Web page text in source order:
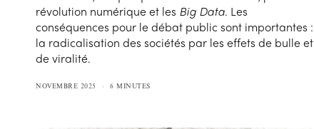
révolution numérique et les Big Data. Les
conséquences pour le débat public sont importantes :
la radicalisation des sociétés par les effets de bulle et
de viralité.
NOVEMBRE 2025 6 MINUTES